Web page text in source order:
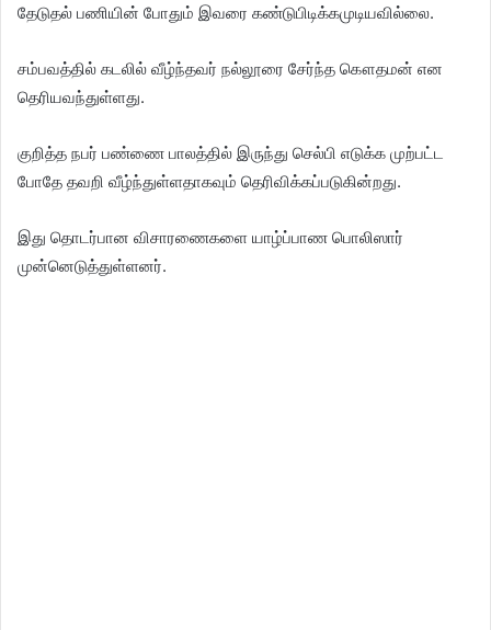
தேடுதல் பணியின் போதும் இவரை கண்டுபிடிக்கமுடியவில்லை.
சம்பவத்தில் கடலில் வீழ்ந்தவர் நல்லூரை சேர்ந்த கௌதமன் என
தெரியவந்துள்ளது.
குறித்த நபர் பண்ணை பாலத்தில் இருந்து செல்பி எடுக்க முற்பட்ட
போதே தவறி வீழ்ந்துள்ளதாகவும் தெரிவிக்கப்படுகின்றது.
இது தொடர்பான விசாரணைகளை யாழ்ப்பாண பொலிஸார்
முன்னெடுத்துள்ளனர்.